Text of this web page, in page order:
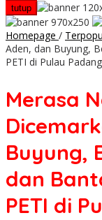
tutup
Homepage /
Aden, dan Buyung,
PETI di Pulau Padang
Merasa
Buyung,
dan
PETI di